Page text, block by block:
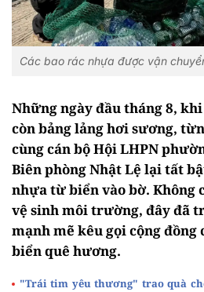
Các bao rác nhựa được vận
Những ngày đầu tháng 8,
còn bảng lảng hơi sương,
cùng cán bộ Hội LHPN
Biên phòng Nhật Lệ lại tất
nhựa từ biển vào bờ. Không
vệ sinh môi trường, đây đã
mạnh mẽ kêu gọi cộng đồng
biển quê hương.
"Trái tim yêu thương" trao quà